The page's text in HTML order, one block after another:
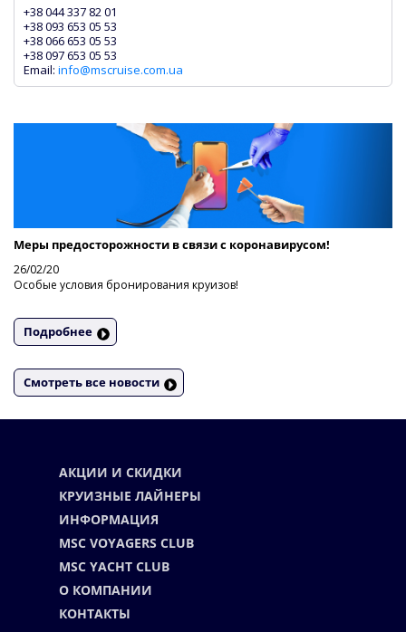
+38 044 337 82 01
+38 093 653 05 53
+38 066 653 05 53
+38 097 653 05 53
Email: info@mscruise.com.ua
Меры предосторожности в связи с коронавирусом!
26/02/20
Особые условия бронирования круизов!
Подробнее
Смотреть все новости
АКЦИИ И СКИДКИ
КРУИЗНЫЕ ЛАЙНЕРЫ
ИНФОРМАЦИЯ
MSC VOYAGERS CLUB
MSC YACHT CLUB
О КОМПАНИИ
КОНТАКТЫ